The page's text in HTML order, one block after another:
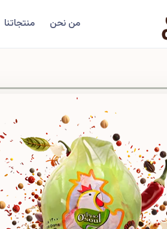
من نحن منتجاتنا